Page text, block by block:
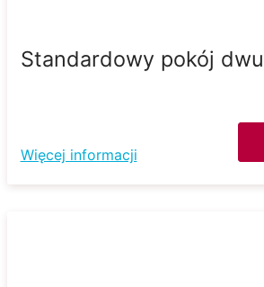
Standardowy pokój
Więcej informacji